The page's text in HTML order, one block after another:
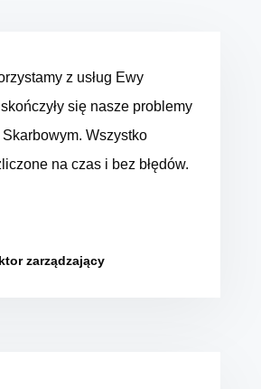
z usług Ewy
się nasze problemy
Wszystko
na czas i bez błędów.
zarządzający